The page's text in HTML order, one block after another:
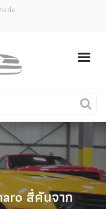
เมื่อมีการอัพเดต
แต่ง
รถใหม่
คนรักรถ
รถแต่ง
พริตตี้
งานแสดงรถ
Car In The Movie
สเปคราคา รถยนต์
สี่คันจาก